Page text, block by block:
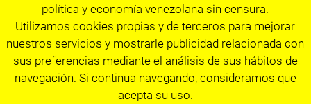
política y economía venezolana sin censura.
Utilizamos cookies propias y de terceros para mejorar
nuestros servicios y mostrarle publicidad relacionada con
sus preferencias mediante el análisis de sus hábitos de
navegación. Si continua navegando, consideramos que
acepta su uso.